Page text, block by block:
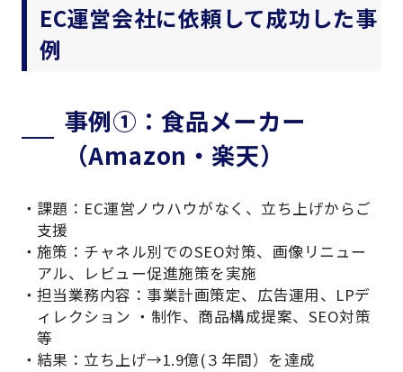
EC運営会社に依頼して成功した事
例
事例①：食品メーカー
（Amazon・楽天）
課題：EC運営ノウハウがなく、立ち上げからご
支援
施策：チャネル別でのSEO対策、画像リニュー
アル、レビュー促進施策を実施
担当業務内容：事業計画策定、広告運用、LPデ
ィレクション ・制作、商品構成提案、SEO対策
等
結果：立ち上げ→1.9億(３年間）を達成